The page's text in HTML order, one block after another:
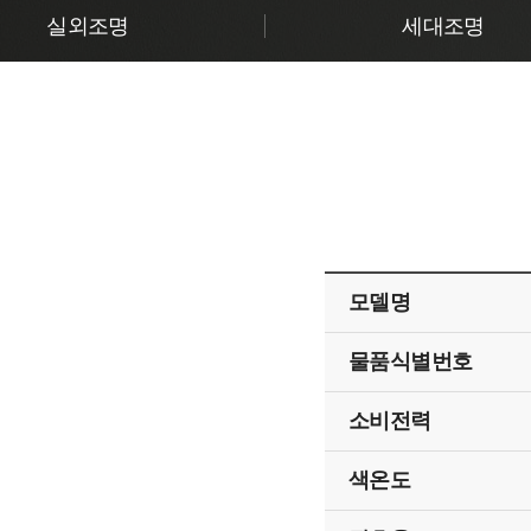
실외조명 세대조명
모델명
물품식별번호
소비전력
색온도